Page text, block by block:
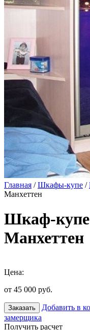
Главная /Шкафы-купе /
Манхеттен
Шкаф-купе
Манхеттен
Цена:
от 45 000 руб.
Заказать Добавить в
замерщика
Получить расчет